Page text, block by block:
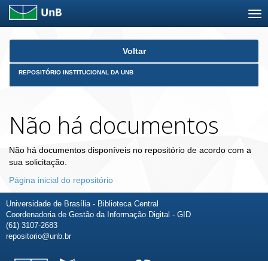
Skip
Voltar
REPOSITÓRIO INSTITUCIONAL DA UNB
Não há documentos
Não há documentos disponíveis no repositório de acordo com a
sua solicitação.
Página inicial do repositório
Universidade de Brasília - Biblioteca Central
Coordenadoria de Gestão da Informação Digital - GID
(61) 3107-2683
repositorio@unb.br